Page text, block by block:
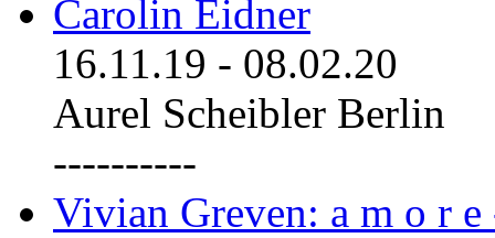
Carolin Eidner
16.11.19 - 08.02.20
Aurel Scheibler Berlin
----------
Vivian Greven: a m o r